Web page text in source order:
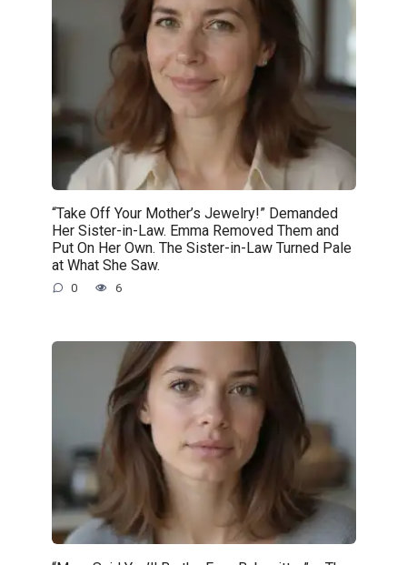
“Take Off Your Mother’s Jewelry!” Demanded
Her Sister-in-Law. Emma Removed Them and
Put On Her Own. The Sister-in-Law Turned Pale
at What She Saw.
0 6